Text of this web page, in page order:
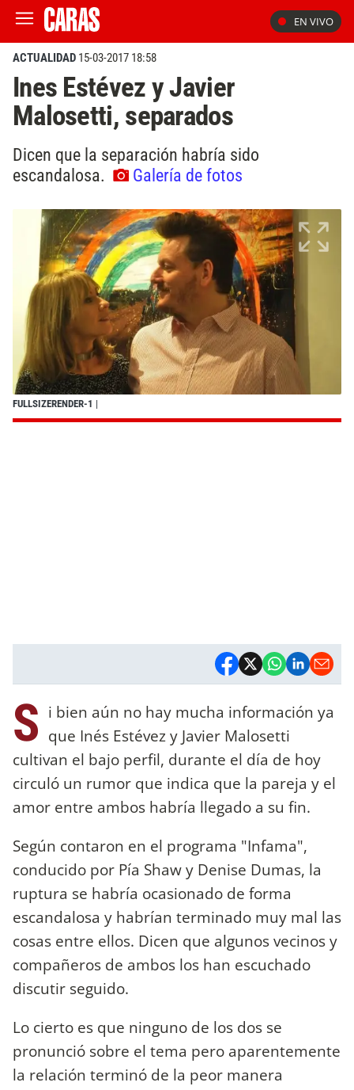
EN VIVO
ACTUALIDAD 15-03-2017 18:58
Ines Estévez y Javier
Malosetti, separados
Dicen que la separación habría sido
escandalosa.
Galería de fotos
FULLSIZERENDER-1 |
S i bien aún no hay mucha información ya
que Inés Estévez y Javier Malosetti
cultivan el bajo perfil, durante el día de hoy
circuló un rumor que indica que la pareja y el
amor entre ambos habría llegado a su fin.
Según contaron en el programa "Infama",
conducido por Pía Shaw y Denise Dumas, la
ruptura se habría ocasionado de forma
escandalosa y habrían terminado muy mal las
cosas entre ellos. Dicen que algunos vecinos y
compañeros de ambos los han escuchado
discutir seguido.
Lo cierto es que ninguno de los dos se
pronunció sobre el tema pero aparentemente
la relación terminó de la peor manera